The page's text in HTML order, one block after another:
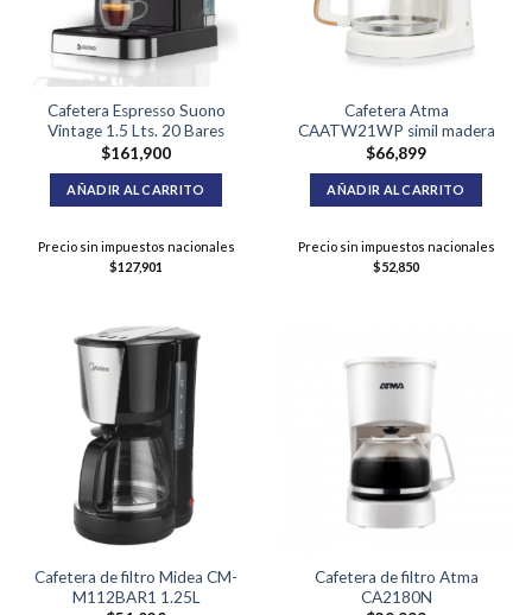
Cafetera Espresso Suono
Vintage 1.5 Lts. 20 Bares
$161,900
AÑADIR AL CARRITO
Precio sin impuestos nacionales
$127,901
Cafetera Atma
CAATW21WP simil madera
$66,899
AÑADIR AL CARRITO
Precio sin impuestos nacionales
$52,850
Cafetera de filtro Midea CM-
M112BAR1 1.25L
Cafetera de filtro Atma
CA2180N